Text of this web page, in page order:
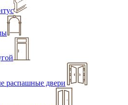
распашные двери